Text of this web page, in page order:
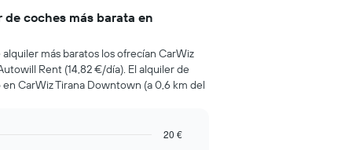
coches más barata en
más baratos los ofrecían CarWiz
Rent (14,82 €/día). El alquiler de
CarWiz Tirana Downtown (a 0,6 km del
20 €